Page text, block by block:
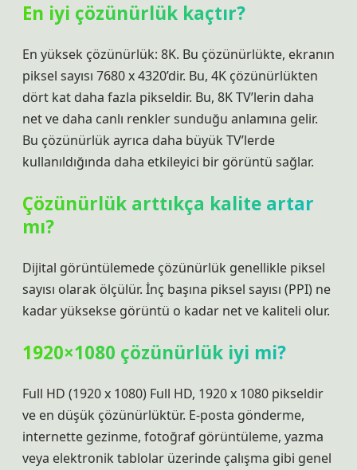
En iyi çözünürlük kaçtır?
En yüksek çözünürlük: 8K. Bu çözünürlükte, ekranın
piksel sayısı 7680 x 4320’dir. Bu, 4K çözünürlükten
dört kat daha fazla pikseldir. Bu, 8K TV’lerin daha
net ve daha canlı renkler sunduğu anlamına gelir.
Bu çözünürlük ayrıca daha büyük TV’lerde
kullanıldığında daha etkileyici bir görüntü sağlar.
Çözünürlük arttıkça kalite artar
mı?
Dijital görüntülemede çözünürlük genellikle piksel
sayısı olarak ölçülür. İnç başına piksel sayısı (PPI) ne
kadar yüksekse görüntü o kadar net ve kaliteli olur.
1920×1080 çözünürlük iyi mi?
Full HD (1920 x 1080) Full HD, 1920 x 1080 pikseldir
ve en düşük çözünürlüktür. E-posta gönderme,
internette gezinme, fotoğraf görüntüleme, yazma
veya elektronik tablolar üzerinde çalışma gibi genel